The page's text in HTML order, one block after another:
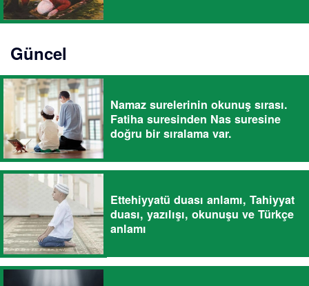
Güncel
Namaz surelerinin okunuş sırası.
Fatiha suresinden Nas suresine
doğru bir sıralama var.
Ettehiyyatü duası anlamı, Tahiyyat
duası, yazılışı, okunuşu ve Türkçe
anlamı